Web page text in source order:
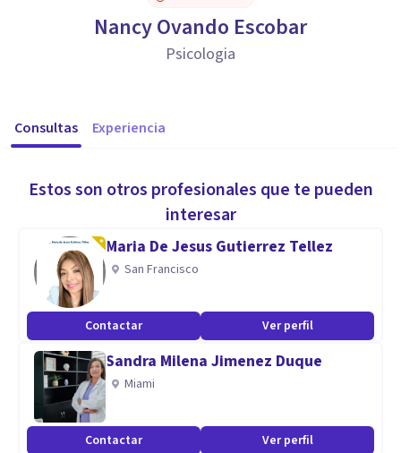
Nancy Ovando Escobar
Psicologia
Consultas Experiencia
Estos son otros profesionales que te pueden
interesar
Maria De Jesus Gutierrez Tellez
San Francisco
Contactar Ver perfil
Sandra Milena Jimenez Duque
Miami
Contactar Ver perfil